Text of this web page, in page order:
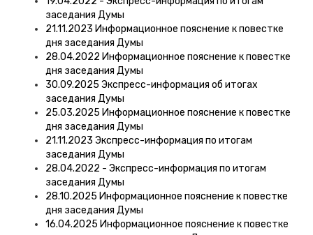
заседания Думы
21.11.2023 Информационное пояснение к повестке
дня заседания Думы
28.04.2022 Информационное пояснение к повестке
дня заседания Думы
30.09.2025 Экспресс-информация об итогах
заседания Думы
25.03.2025 Информационное пояснение к повестке
дня заседания Думы
21.11.2023 Экспресс-информация по итогам
заседания Думы
28.04.2022 - Экспресс-информация по итогам
заседания Думы
28.10.2025 Информационное пояснение к повестке
дня заседания Думы
16.04.2025 Информационное пояснение к повестке